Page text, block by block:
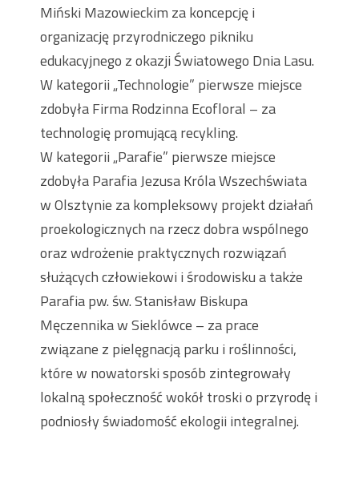
Miński Mazowieckim za koncepcję i
organizację przyrodniczego pikniku
edukacyjnego z okazji Światowego Dnia Lasu.
W kategorii „Technologie” pierwsze miejsce
zdobyła Firma Rodzinna Ecofloral – za
technologię promującą recykling.
W kategorii „Parafie” pierwsze miejsce
zdobyła Parafia Jezusa Króla Wszechświata
w Olsztynie za kompleksowy projekt działań
proekologicznych na rzecz dobra wspólnego
oraz wdrożenie praktycznych rozwiązań
służących człowiekowi i środowisku a także
Parafia pw. św. Stanisław Biskupa
Męczennika w Sieklówce – za prace
związane z pielęgnacją parku i roślinności,
które w nowatorski sposób zintegrowały
lokalną społeczność wokół troski o przyrodę i
podniosły świadomość ekologii integralnej.